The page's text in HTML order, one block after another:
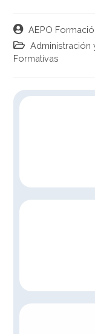
AEPO
Administración
Formativas